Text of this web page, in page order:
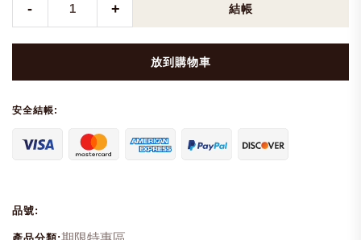
- + 結帳
放到購物車
安全結帳:
品號: